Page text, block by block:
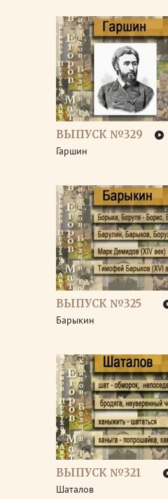
ВЫПУСК №329
Гаршин
ВЫПУСК №325
Барыкин
ВЫПУСК №321
Шаталов